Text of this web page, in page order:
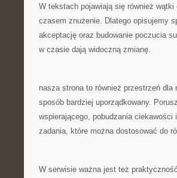
W tekstach pojawiają się również
czasem znużenie. Dlatego opisujemy
akceptację oraz budowanie poczucia
w czasie dają widoczną zmianę.
nasza strona to również przestrzeń
sposób bardziej uporządkowany.
wspierającego, pobudzania
zadania, które można dostosować do
W serwisie ważna jest też